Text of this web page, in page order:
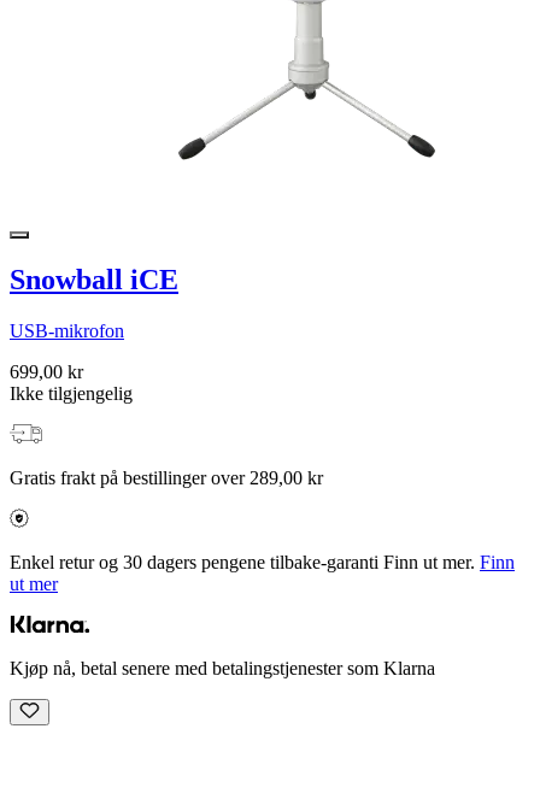
Snowball iCE
USB-mikrofon
699,00 kr
Ikke tilgjengelig
Gratis frakt på bestillinger over 289,00 kr
Enkel retur og 30 dagers pengene tilbake-garanti Finn ut mer. Finn
ut mer
Kjøp nå, betal senere med betalingstjenester som Klarna